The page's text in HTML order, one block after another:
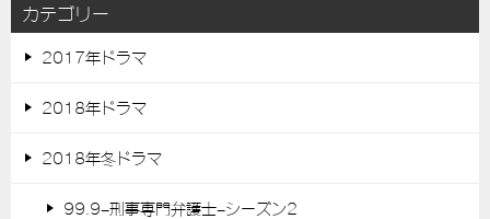
カテゴリー
2017年ドラマ
2018年ドラマ
2018年冬ドラマ
99.9-刑事専門弁護士-シーズン2